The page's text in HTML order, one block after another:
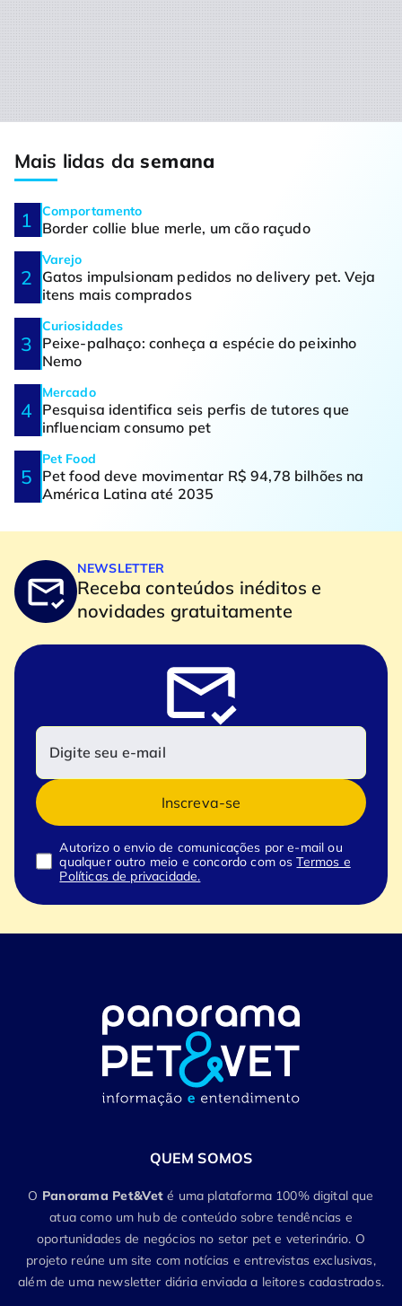
Mais lidas dasemana
Comportamento
Border collie blue merle, um cão raçudo
Varejo
Gatos impulsionam pedidos no delivery pet. Veja
itens mais comprados
Curiosidades
Peixe-palhaço: conheça a espécie do peixinho
Nemo
Mercado
Pesquisa identifica seis perfis de tutores que
influenciam consumo pet
Pet Food
Pet food deve movimentar R$ 94,78 bilhões na
América Latina até 2035
NEWSLETTER
Receba conteúdos inéditos e
novidades gratuitamente
Inscreva-se
Autorizo o envio de comunicações por e-mail ou
qualquer outro meio e concordo com osTermos e
Políticas de privacidade.
QUEM SOMOS
O Panorama Pet&Vet é uma plataforma 100% digital que
atua como um hub de conteúdo sobre tendências e
oportunidades de negócios no setor pet e veterinário. O
projeto reúne um site com notícias e entrevistas exclusivas,
além de uma newsletter diária enviada a leitores cadastrados.